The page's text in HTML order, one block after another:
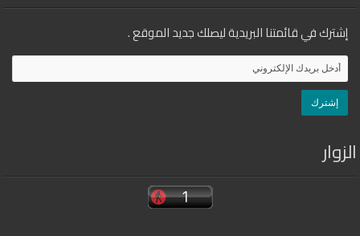
إشترك في قائمتنا البريدية ليصلك جديد الموقع .
الزوار